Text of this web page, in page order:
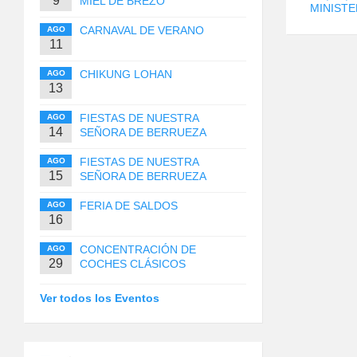
AGO
11
CARNAVAL DE VERANO
AGO
13
CHIKUNG LOHAN
AGO
14
FIESTAS DE NUESTRA
SEÑORA DE BERRUEZA
AGO
15
FIESTAS DE NUESTRA
SEÑORA DE BERRUEZA
AGO
16
FERIA DE SALDOS
AGO
29
CONCENTRACIÓN DE
COCHES CLÁSICOS
Ver todos los Eventos